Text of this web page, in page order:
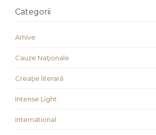
Categorii
Arhive
Cauze Naţionale
Creaţie literară
Intense Light
international